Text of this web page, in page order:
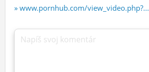
» www.pornhub.com/view_video.php?...
Napíš svoj komentár